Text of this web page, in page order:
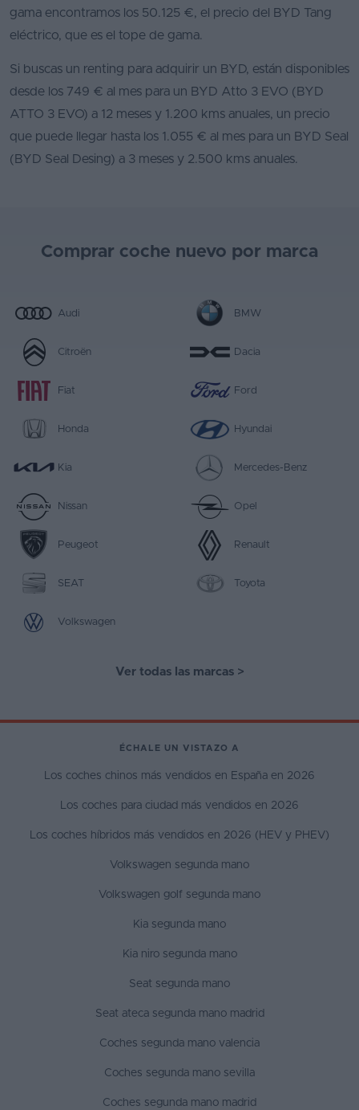
gama encontramos los 50.125 €, el precio del BYD Tang
eléctrico, que es el tope de gama.
Si buscas un renting para adquirir un BYD, están disponibles
desde los 749 € al mes para un BYD Atto 3 EVO (BYD
ATTO 3 EVO) a 12 meses y 1.200 kms anuales, un precio
que puede llegar hasta los 1.055 € al mes para un BYD Seal
(BYD Seal Desing) a 3 meses y 2.500 kms anuales.
Comprar coche nuevo por marca
Audi BMW
Citroën Dacia
Fiat Ford
Honda Hyundai
Kia Mercedes-Benz
Nissan Opel
Peugeot Renault
SEAT Toyota
Volkswagen
Ver todas las marcas >
ÉCHALE UN VISTAZO A
Los coches chinos más vendidos en España en 2026
Los coches para ciudad más vendidos en 2026
Los coches híbridos más vendidos en 2026 (HEV y PHEV)
Volkswagen segunda mano
Volkswagen golf segunda mano
Kia segunda mano
Kia niro segunda mano
Seat segunda mano
Seat ateca segunda mano madrid
Coches segunda mano valencia
Coches segunda mano sevilla
Coches segunda mano madrid